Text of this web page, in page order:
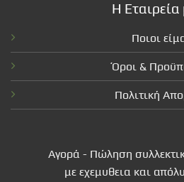
Η Εταιρεία
Ποιοι
Όροι &
Πολιτική
Αγορά - Πώληση
με εχεμυθεια και